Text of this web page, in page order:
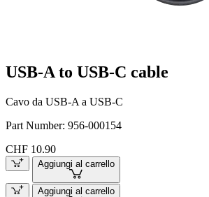
USB-A to USB-C cable
Cavo da USB-A a USB-C
Part Number: 956-000154
CHF 10.90
Aggiungi al carrello
Aggiungi al carrello